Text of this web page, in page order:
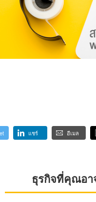
แชร์ อีเมล
ธุรกิจที่คุณอา